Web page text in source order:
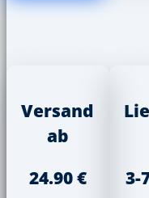
Versand
ab
24.90 €
3-